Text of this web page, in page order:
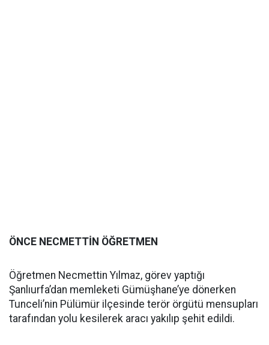
ÖNCE NECMETTİN ÖĞRETMEN
Öğretmen Necmettin Yılmaz, görev yaptığı
Şanlıurfa’dan memleketi Gümüşhane’ye dönerken
Tunceli’nin Pülümür ilçesinde terör örgütü mensupları
tarafından yolu kesilerek aracı yakılıp şehit edildi.